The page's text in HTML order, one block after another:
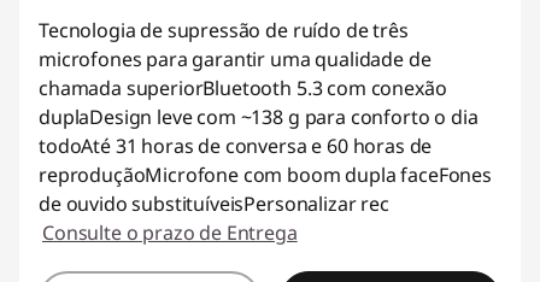
Tecnologia de supressão de ruído de três
microfones para garantir uma qualidade de
chamada superiorBluetooth 5.3 com conexão
duplaDesign leve com ~138 g para conforto o dia
todoAté 31 horas de conversa e 60 horas de
reproduçãoMicrofone com boom dupla faceFones
de ouvido substituíveisPersonalizar rec
Consulte o prazo de Entrega